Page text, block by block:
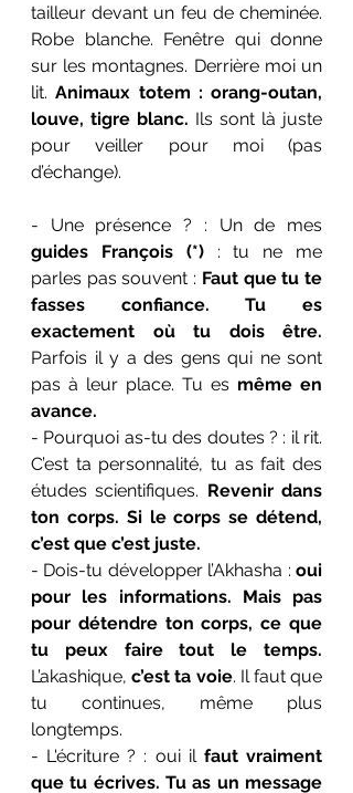
tailleur devant un feu de cheminée.
Robe blanche. Fenêtre qui donne
sur les montagnes. Derrière moi un
lit. Animaux totem : orang-outan,
louve, tigre blanc. Ils sont là juste
pour veiller pour moi (pas
d’échange).
guides François (*) : tu ne me
parles pas souvent : Faut que tu te
fasses confiance. Tu es
Parfois il y a des gens qui ne sont
pas à leur place. Tu es même en
avance.
- Pourquoi as-tu des doutes ? : il rit.
C’est ta personnalité, tu as fait des
études scientifiques. Revenir dans
ton corps. Si le corps se détend,
c’est que c’est juste.
- Dois-tu développer l’Akhasha : oui
pour les informations. Mais pas
pour détendre ton corps, ce que
L’akashique, c’est ta voie. Il faut que
tu continues, même plus
longtemps.
- L'écriture ? : oui il faut vraiment
que tu écrives. Tu as un message